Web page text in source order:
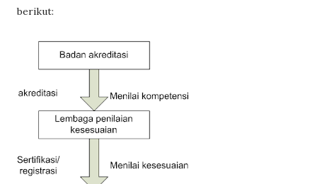
berikut: